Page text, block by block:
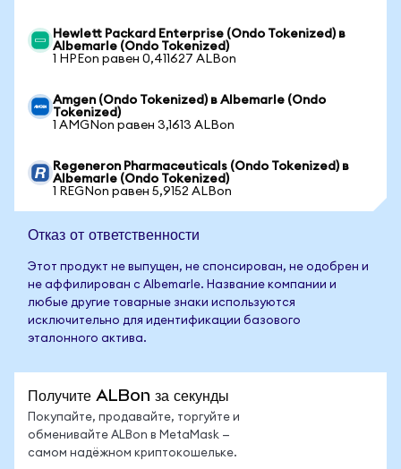
Hewlett Packard Enterprise (Ondo Tokenized) в
Albemarle (Ondo Tokenized)
1 HPEon равен 0,411627 ALBon
Amgen (Ondo Tokenized) в Albemarle (Ondo
Tokenized)
1 AMGNon равен 3,1613 ALBon
Regeneron Pharmaceuticals (Ondo Tokenized) в
Albemarle (Ondo Tokenized)
1 REGNon равен 5,9152 ALBon
Отказ от ответственности
Этот продукт не выпущен, не спонсирован, не одобрен и
не аффилирован с Albemarle. Название компании и
любые другие товарные знаки используются
исключительно для идентификации базового
эталонного актива.
Получите ALBon за секунды
Покупайте, продавайте, торгуйте и
обменивайте ALBon в MetaMask —
самом надёжном криптокошельке.